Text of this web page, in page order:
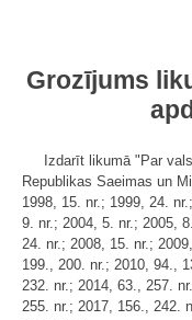
Grozījums
Izdarīt likumā "Par
Republikas Saeimas un
1998, 15. nr.; 1999, 24.
9. nr.; 2004, 5. nr.; 2005,
24. nr.; 2008, 15. nr.;
199., 200. nr.; 2010, 94.,
232. nr.; 2014, 63., 257.
255. nr.; 2017, 156., 242.